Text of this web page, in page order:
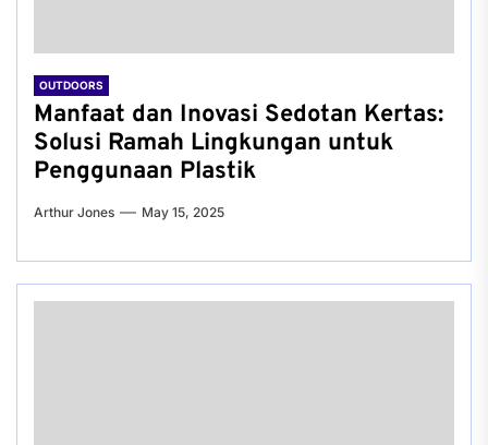
OUTDOORS
Manfaat dan Inovasi Sedotan Kertas:
Solusi Ramah Lingkungan untuk
Penggunaan Plastik
Arthur Jones May 15, 2025